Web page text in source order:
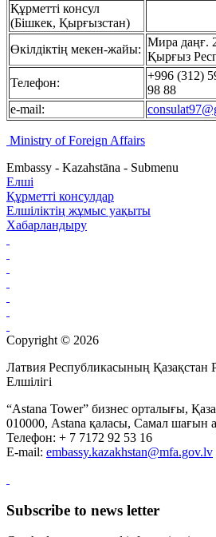
Құрметті консул
(Бішкек, Қырғызстан)
Өкілдіктің мекен-жайы:
Мира даңғ.
Қырғыз
Телефон:
+996 (312)
98 88
e-mail:
Ministry of Foreign Affairs
Embassy - Kazahstāna - Submenu
Елші
Құрметті консулдар
Елшіліктің жұмыс уақыты
Хабарландыру
Copyright © 2026
Латвия Республикасының Қазақстан
Елшілігі
“Astana Tower” бизнес орталығы,
010000, Astana қаласы, Самал шағын
Телефон: + 7 7172 92 53 16
Е-mail: embassy.kazakhstan@mfa.gov.lv
Subscribe to news letter